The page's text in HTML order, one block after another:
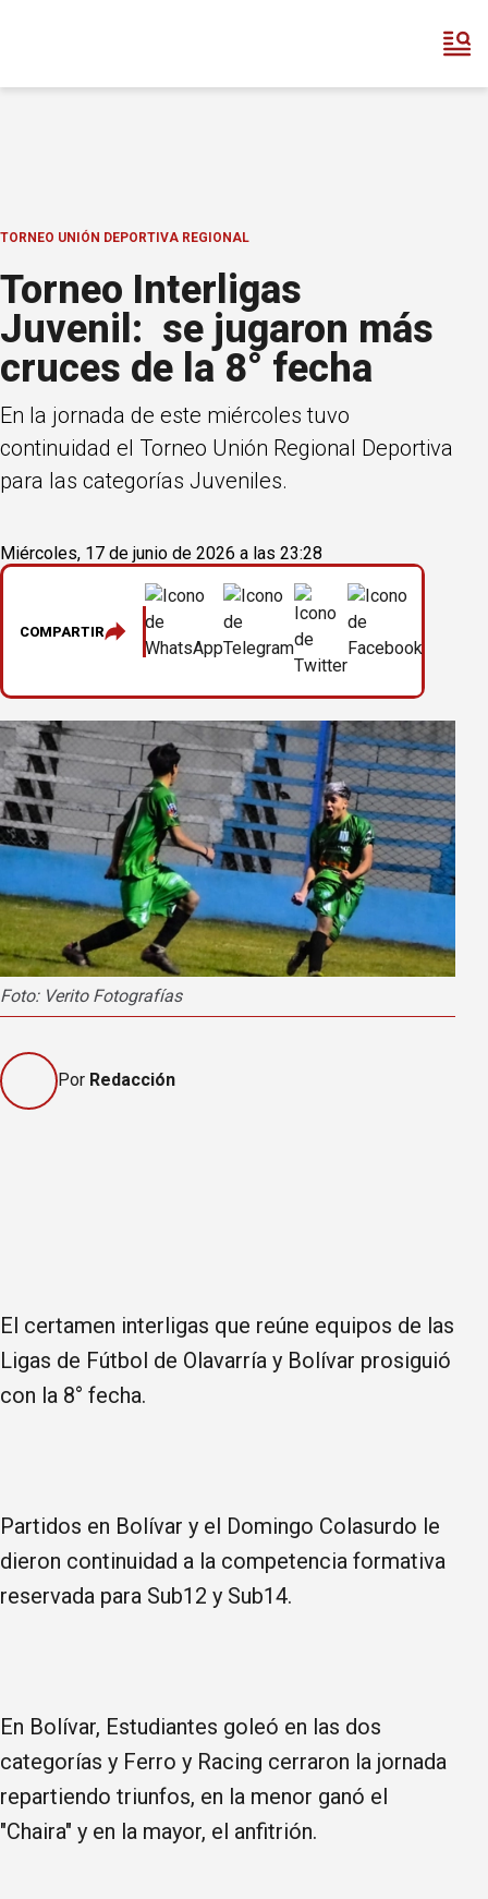
TORNEO UNIÓN DEPORTIVA REGIONAL
Torneo Interligas
Juvenil: se jugaron más
cruces de la 8° fecha
En la jornada de este miércoles tuvo
continuidad el Torneo Unión Regional Deportiva
para las categorías Juveniles.
Miércoles, 17 de junio de 2026 a las 23:28
COMPARTIR
Foto: Verito Fotografías
Por Redacción
El certamen interligas que reúne equipos de las
Ligas de Fútbol de Olavarría y Bolívar prosiguió
con la 8° fecha.
Partidos en Bolívar y el Domingo Colasurdo le
dieron continuidad a la competencia formativa
reservada para Sub12 y Sub14.
En Bolívar, Estudiantes goleó en las dos
categorías y Ferro y Racing cerraron la jornada
repartiendo triunfos, en la menor ganó el
"Chaira" y en la mayor, el anfitrión.